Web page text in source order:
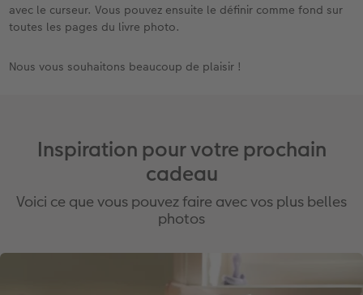
avec le curseur. Vous pouvez ensuite le définir comme fond sur
toutes les pages du livre photo.
Nous vous souhaitons beaucoup de plaisir !
Inspiration pour votre prochain
cadeau
Voici ce que vous pouvez faire avec vos plus belles
photos